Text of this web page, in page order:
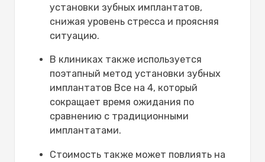
установки зубных имплантатов,
снижая уровень стресса и проясняя
ситуацию.
В клиниках также используется
поэтапный метод установки зубных
имплантатов Все на 4, который
сокращает время ожидания по
сравнению с традиционными
имплантатами.
Стоимость также может повлиять на